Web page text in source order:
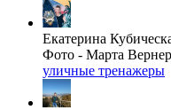
Екатерина
Фото - Марта
уличные тренажеры